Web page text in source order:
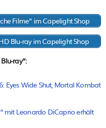
Filme“ im Capelight Shop
Blu-ray im Capelight Shop
ray“:
Eyes Wide Shut, Mortal Kombat
mit Leonardo DiCaprio erhält